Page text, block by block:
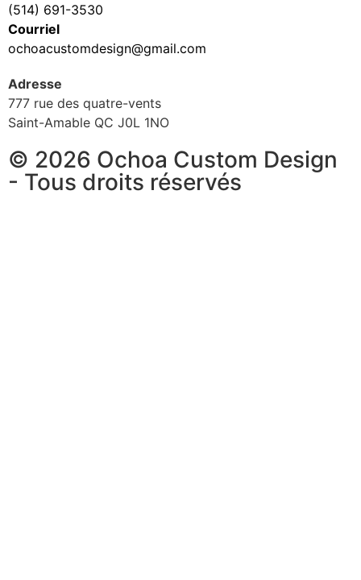
(514) 691-3530
Courriel
ochoacustomdesign@gmail.com
Adresse
777 rue des quatre-vents
Saint-Amable QC J0L 1NO
© 2026 Ochoa Custom Design
- Tous droits réservés